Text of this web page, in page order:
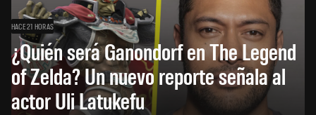
HACE 21 HORAS
¿Quién será Ganondorf en The Legend
of Zelda? Un nuevo reporte señala al
actor Uli Latukefu